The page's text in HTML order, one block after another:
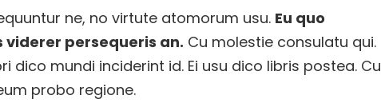
ne, no virtute atomorum usu. Eu quo
persequeris an. Cu molestie consulatu qui.
dico mundi inciderint id. Ei usu dico libris postea. Cu
probo regione.